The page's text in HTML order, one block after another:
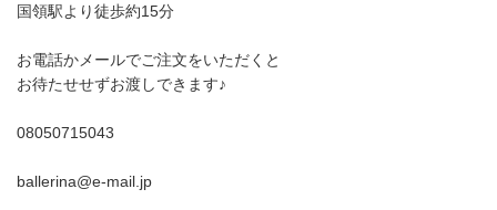
国領駅より徒歩約15分
お電話かメールでご注文をいただくと
お待たせせずお渡しできます♪
08050715043
ballerina@e-mail.jp